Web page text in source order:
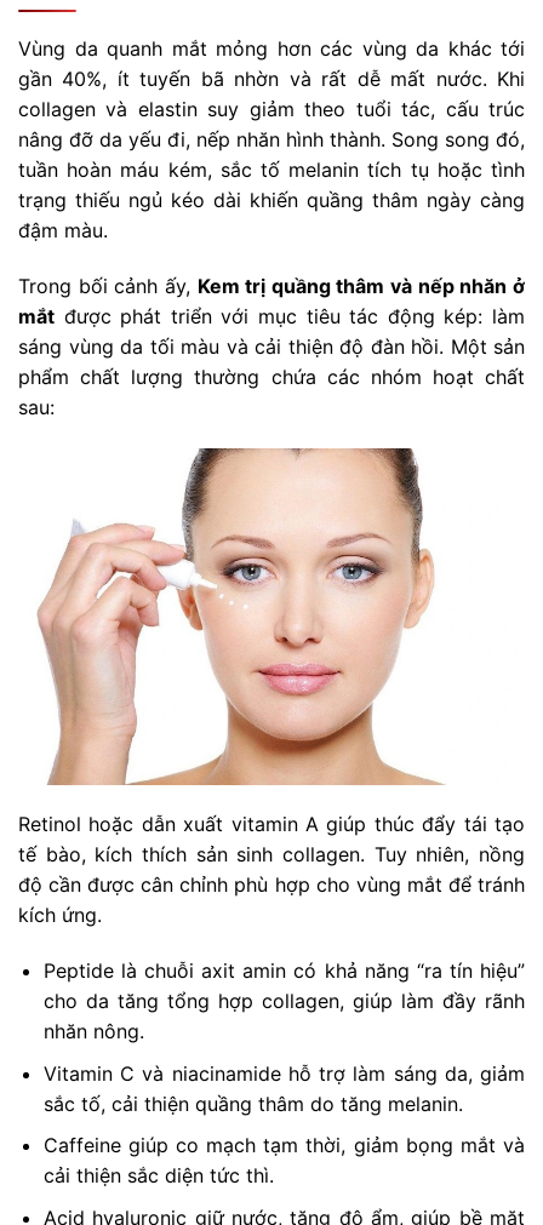
Vùng da quanh mắt mỏng hơn các vùng da khác tới
gần 40%, ít tuyến bã nhờn và rất dễ mất nước. Khi
collagen và elastin suy giảm theo tuổi tác, cấu trúc
nâng đỡ da yếu đi, nếp nhăn hình thành. Song song đó,
tuần hoàn máu kém, sắc tố melanin tích tụ hoặc tình
trạng thiếu ngủ kéo dài khiến quầng thâm ngày càng
đậm màu.
Trong bối cảnh ấy, Kem trị quầng thâm và nếp nhăn ở
mắt được phát triển với mục tiêu tác động kép: làm
sáng vùng da tối màu và cải thiện độ đàn hồi. Một sản
phẩm chất lượng thường chứa các nhóm hoạt chất
sau:
Retinol hoặc dẫn xuất vitamin A giúp thúc đẩy tái tạo
tế bào, kích thích sản sinh collagen. Tuy nhiên, nồng
độ cần được cân chỉnh phù hợp cho vùng mắt để tránh
kích ứng.
Peptide là chuỗi axit amin có khả năng “ra tín hiệu”
cho da tăng tổng hợp collagen, giúp làm đầy rãnh
nhăn nông.
Vitamin C và niacinamide hỗ trợ làm sáng da, giảm
sắc tố, cải thiện quầng thâm do tăng melanin.
Caffeine giúp co mạch tạm thời, giảm bọng mắt và
cải thiện sắc diện tức thì.
Acid hyaluronic giữ nước, tăng độ ẩm, giúp bề mặt